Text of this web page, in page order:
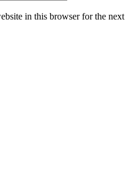
in this browser for the next